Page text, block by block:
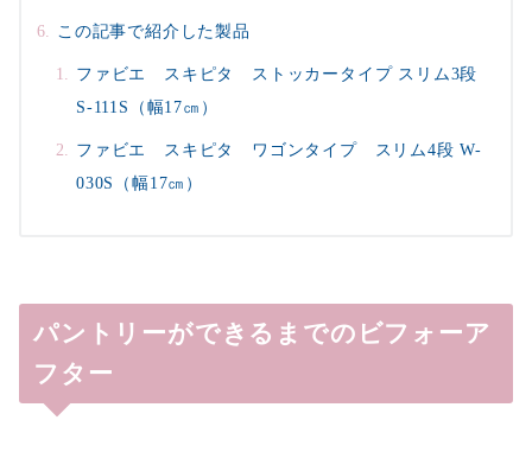
この記事で紹介した製品
ファビエ スキピタ ストッカータイプ スリム3段
S-111S（幅17㎝）
ファビエ スキピタ ワゴンタイプ スリム4段 W-
030S（幅17㎝）
パントリーができるまでのビフォーア
フター